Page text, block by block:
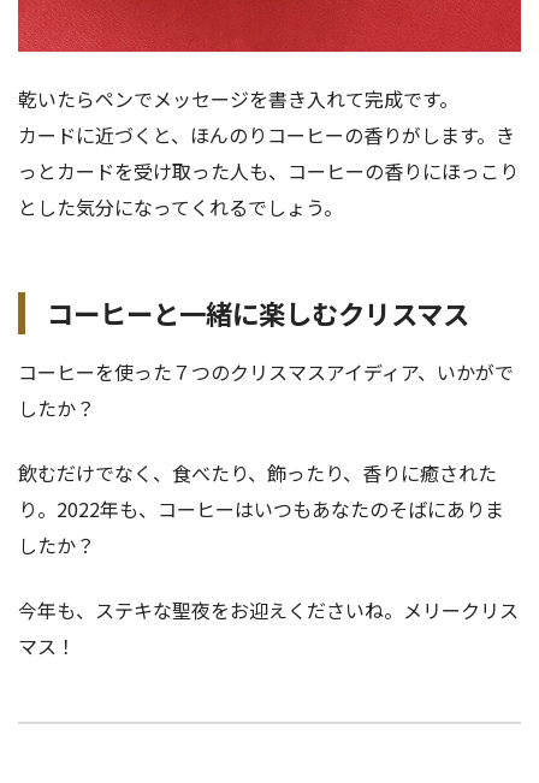
乾いたらペンでメッセージを書き入れて完成です。
カードに近づくと、ほんのりコーヒーの香りがします。き
っとカードを受け取った人も、コーヒーの香りにほっこり
とした気分になってくれるでしょう。
コーヒーと一緒に楽しむクリスマス
コーヒーを使った７つのクリスマスアイディア、いかがで
したか？
飲むだけでなく、食べたり、飾ったり、香りに癒された
り。2022年も、コーヒーはいつもあなたのそばにありま
したか？
今年も、ステキな聖夜をお迎えくださいね。メリークリス
マス！